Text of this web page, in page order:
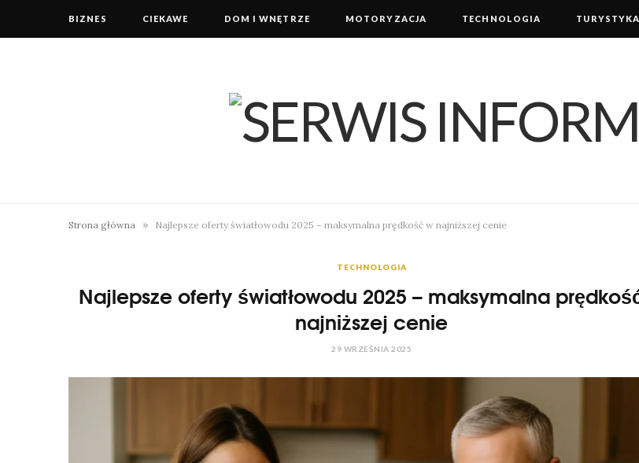
BIZNES CIEKAWE DOM I WNĘTRZE MOTORYZACJA TECHNOLOGIA TURYSTYKA
Strona główna » Najlepsze oferty światłowodu 2025 – maksymalna prędkość w najniższej cenie
TECHNOLOGIA
Najlepsze oferty światłowodu 2025 – maksymalna
najniższej cenie
29 WRZEŚNIA 2025